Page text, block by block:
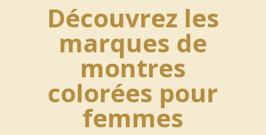
Découvrez les
marques de
montres
colorées pour
femmes